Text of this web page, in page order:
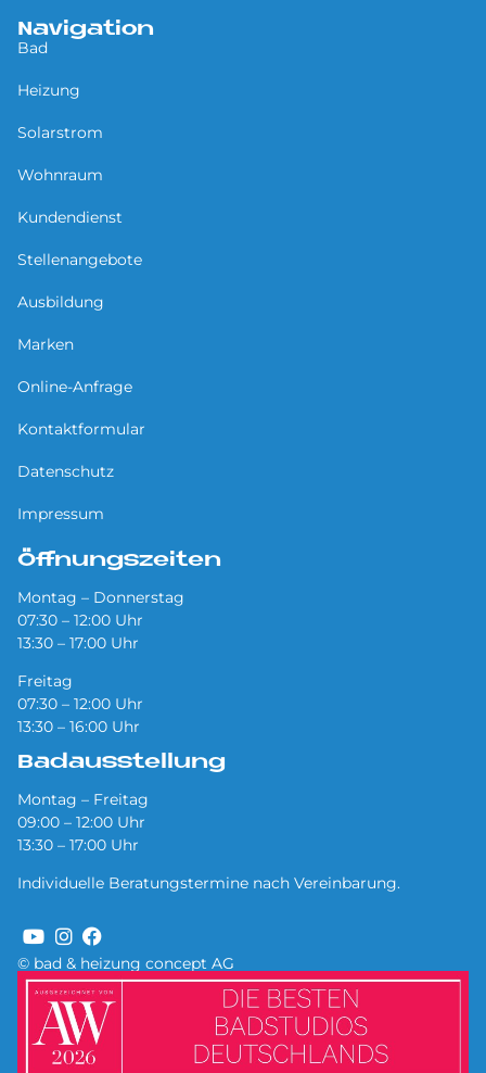
© bad & heizung concept AG
Bild
Navigation
Bad
Heizung
Solarstrom
Wohnraum
Kundendienst
Stellenangebote
Ausbildung
Marken
Online-Anfrage
Kontaktformular
Datenschutz
Impressum
Öffnungszeiten
Montag – Donnerstag
07:30 – 12:00 Uhr
13:30 – 17:00 Uhr
Freitag
07:30 – 12:00 Uhr
13:30 – 16:00 Uhr
Badausstellung
Montag – Freitag
09:00 – 12:00 Uhr
13:30 – 17:00 Uhr
Individuelle Beratungstermine nach Vereinbarung.